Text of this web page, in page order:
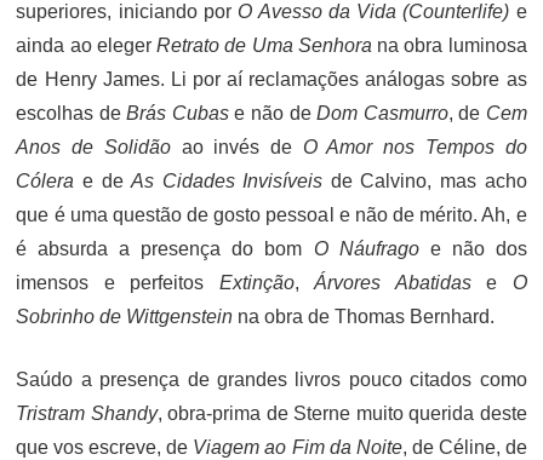
superiores, iniciando por O Avesso da Vida (Counterlife) e
ainda ao elegerRetrato de Uma Senhorana obra luminosa
de Henry James. Li por aí reclamações análogas sobre as
escolhas deBrás Cubase não deDom Casmurro, de Cem
Anos de Solidãoao invés de O Amor nos Tempos do
Cólera e deAs Cidades Invisíveis de Calvino, mas acho
que é uma questão de gosto pessoal e não de mérito. Ah, e
é absurda a presença do bom O Náufragoe não dos
imensos e perfeitos Extinção,Árvores Abatidase O
Sobrinho de Wittgenstein na obra de Thomas Bernhard.
Saúdo a presença de grandes livros pouco citados como
Tristram Shandy, obra-prima de Sterne muito querida deste
que vos escreve, de Viagem ao Fim da Noite, de Céline, de